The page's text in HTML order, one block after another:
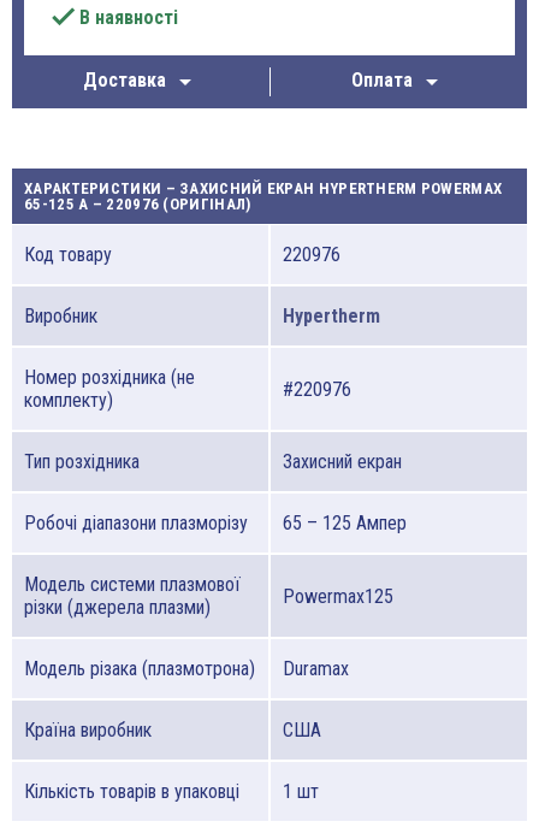
 В наявності
Доставка  Оплата 
ХАРАКТЕРИСТИКИ – ЗАХИСНИЙ ЕКРАН HYPERTHERM POWERMAX
65-125 A – 220976 (ОРИГІНАЛ)
Код товару 220976
Виробник Hypertherm
Номер розхідника (не
комплекту)
#220976
Тип розхідника Захисний екран
Робочі діапазони плазморізу 65 – 125 Ампер
Модель системи плазмової
різки (джерела плазми)
Powermax125
Модель різака (плазмотрона) Duramax
Країна виробник США
Кількість товарів в упаковці 1 шт